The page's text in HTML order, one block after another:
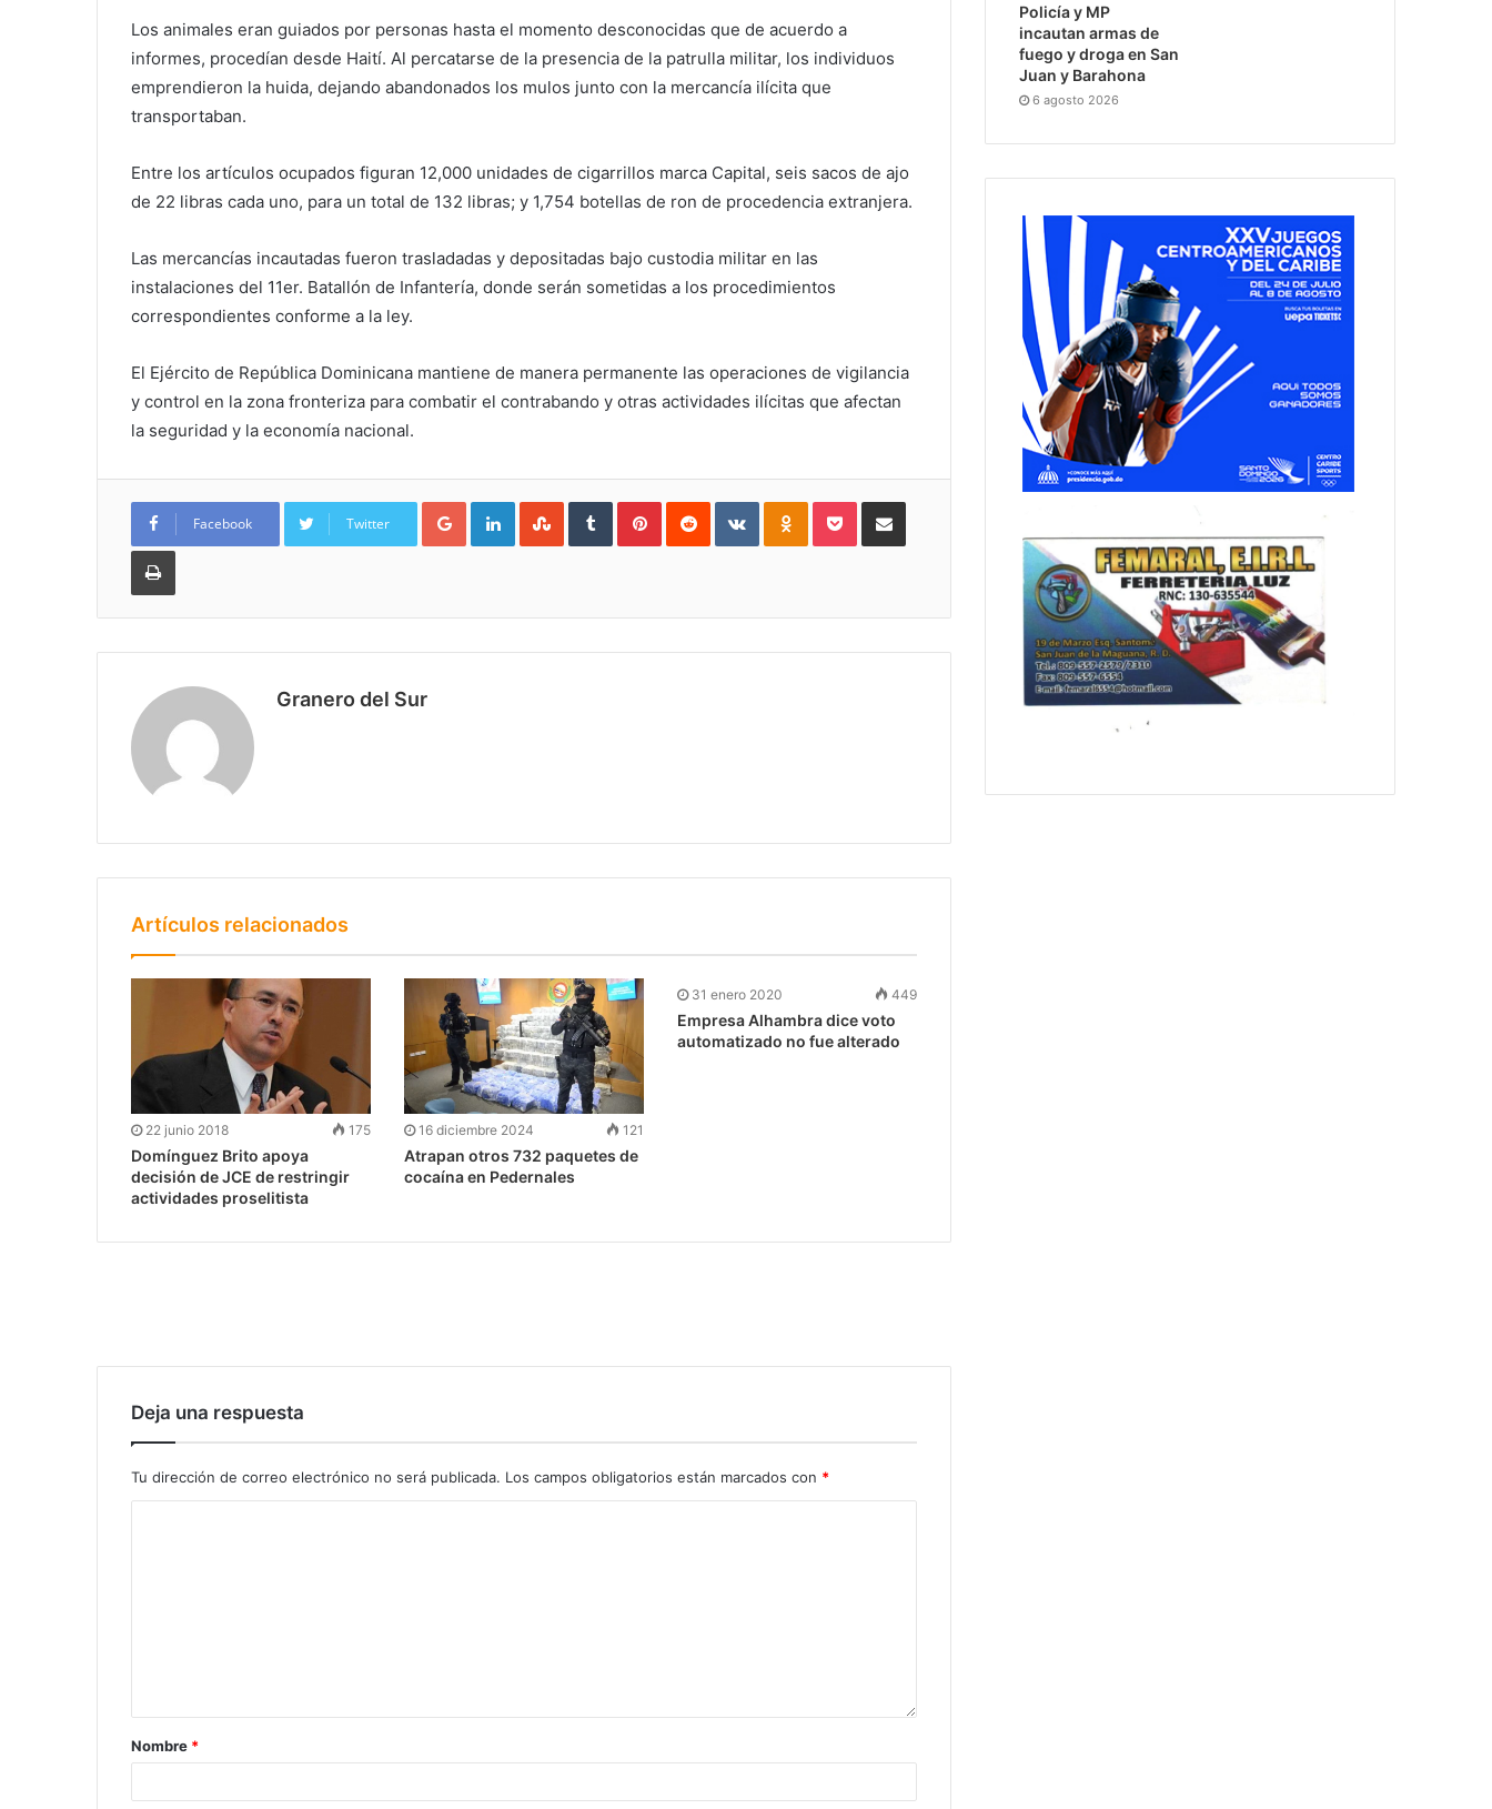
Los animales eran guiados por personas hasta el momento desconocidas que de acuerdo a
informes, procedían desde Haití. Al percatarse de la presencia de la patrulla militar, los individuos
emprendieron la huida, dejando abandonados los mulos junto con la mercancía ilícita que
transportaban.
Entre los artículos ocupados figuran 12,000 unidades de cigarrillos marca Capital, seis sacos de ajo
de 22 libras cada uno, para un total de 132 libras; y 1,754 botellas de ron de procedencia extranjera.
Las mercancías incautadas fueron trasladadas y depositadas bajo custodia militar en las
instalaciones del 11er. Batallón de Infantería, donde serán sometidas a los procedimientos
correspondientes conforme a la ley.
El Ejército de República Dominicana mantiene de manera permanente las operaciones de vigilancia
y control en la zona fronteriza para combatir el contrabando y otras actividades ilícitas que afectan
la seguridad y la economía nacional.
Facebook Twitter
Google+LinkedInStumbleUpon
TumblrPinterestReddit VKontakteOdnoklassniki
PocketCompartir por Correo
Imprimir
Granero del Sur
Artículos relacionados
22 junio 2018 175
Domínguez Brito apoya
decisión de JCE de restringir
actividades proselitista
16 diciembre 2024 121
Atrapan otros 732 paquetes de
cocaína en Pedernales
31 enero 2020 449
Empresa Alhambra dice voto
automatizado no fue alterado
Deja una respuesta
Tu dirección de correo electrónico no será publicada. Los campos obligatorios están marcados con *
Nombre *
Policía y MP
incautan armas de
fuego y droga en San
Juan y Barahona
6 agosto 2026